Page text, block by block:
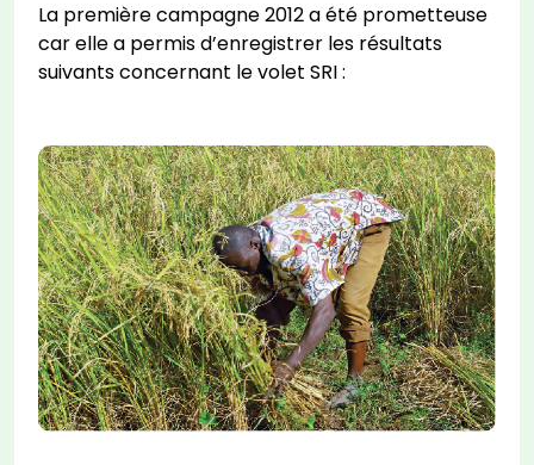
La première campagne 2012 a été prometteuse
car elle a permis d’enregistrer les résultats
suivants concernant le volet SRI :